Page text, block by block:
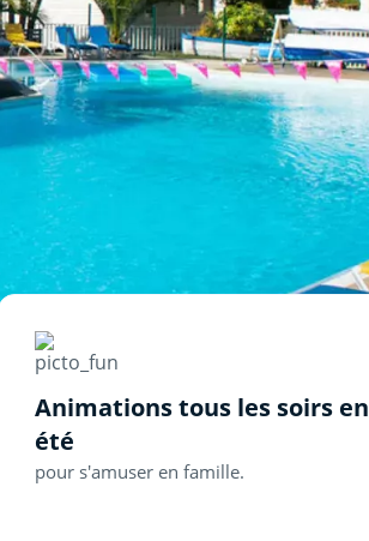
Animations tous les soirs en
été
pour s'amuser en famille.